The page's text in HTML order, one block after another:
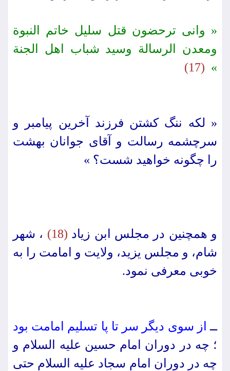
« وانى ترحضون قتل سلیل خاتم النبوة
ومعدن الرسالة وسید شباب اهل الجنة
»
(17)
« لكه ننگ كشتن فرزند آخرین پیامبر و
سرچشمه رسالت و آقاى جوانان بهشت
را چگونه خواهید شست؟ »
و همچنین در مجلس ابن زیاد (18)
، شهر
شام، و مجلس یزید، ولایت و امامت را به
خوبى معرفى نمود.
ــاز سوى دیگر سر تا پا تسلیم امامت ‏بود
؛ چه در دوران امام حسین علیه السلام و
چه در دوران امام سجاد علیه السلام حتى